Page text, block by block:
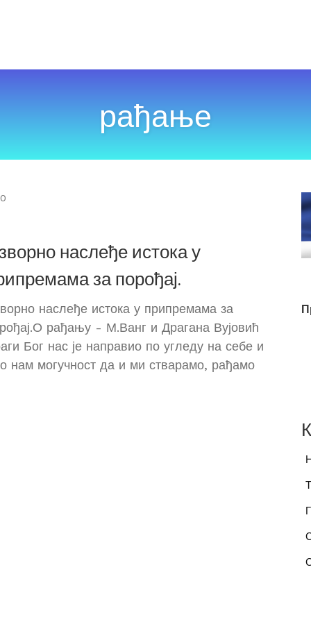
рађање
0
наслеђе истока у
за порођај.
наслеђе истока у припремама за
рађању - М.Ванг и Драгана Вујовић
Бог нас је направио по угледу на себе и
нам могучност да и ми стварамо, рађамо